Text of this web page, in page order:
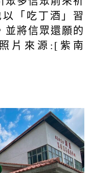
「吃丁酒」習
並將信眾還願的
片來源:[紫南